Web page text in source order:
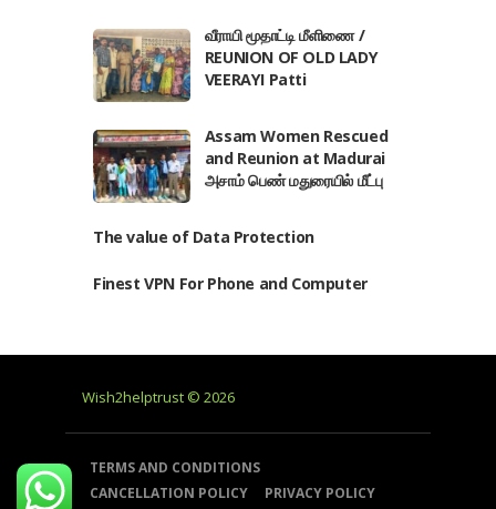
வீராயி மூதாட்டி மீளிணை /
REUNION OF OLD LADY
VEERAYI Patti
Assam Women Rescued
and Reunion at Madurai
அசாம் பெண் மதுரையில் மீட்பு
The value of Data Protection
Finest VPN For Phone and Computer
Wish2helptrust © 2026
TERMS AND CONDITIONS
CANCELLATION POLICY
PRIVACY POLICY